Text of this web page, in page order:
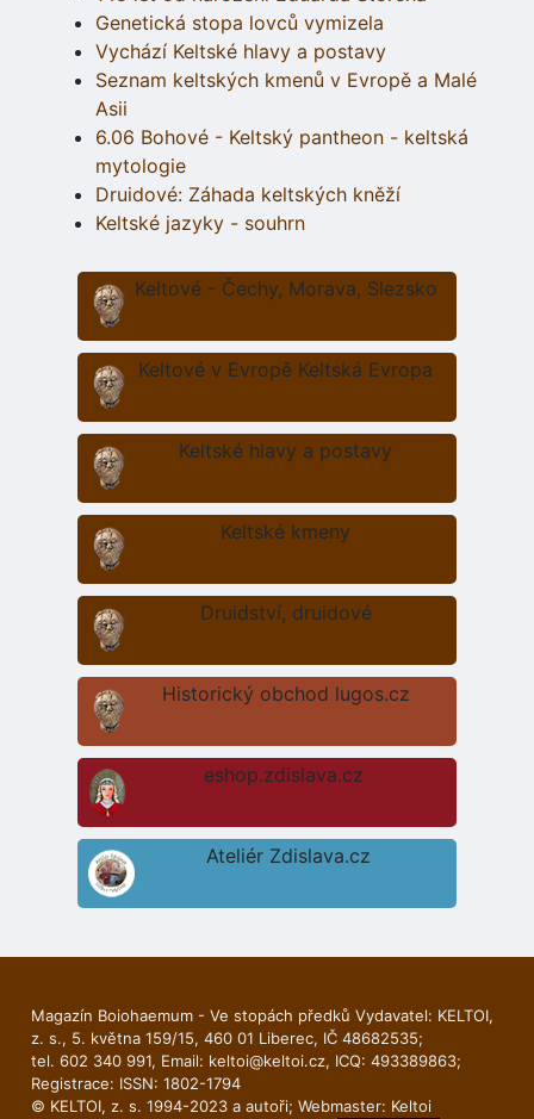
Genetická stopa lovců vymizela
Vychází Keltské hlavy a postavy
Seznam keltských kmenů v Evropě a Malé
Asii
6.06 Bohové - Keltský pantheon - keltská
mytologie
Druidové: Záhada keltských kněží
Keltské jazyky - souhrn
Keltové - Čechy, Morava, Slezsko
Keltové v Evropě Keltská Evropa
Keltské hlavy a postavy
Keltské kmeny
Druidství, druidové
Historický obchod lugos.cz
eshop.zdislava.cz
Ateliér Zdislava.cz
Magazín Boiohaemum - Ve stopách předků Vydavatel: KELTOI,
z. s., 5. května 159/15, 460 01 Liberec, IČ 48682535;
tel. 602 340 991, Email: keltoi@keltoi.cz, ICQ: 493389863;
Registrace: ISSN: 1802-1794
© KELTOI, z. s. 1994-2023 a autoři; Webmaster: Keltoi